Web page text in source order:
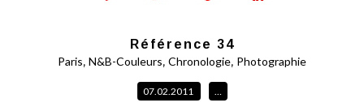
Référence 34
Paris, N&B-Couleurs, Chronologie, Photographie
07.02.2011 …